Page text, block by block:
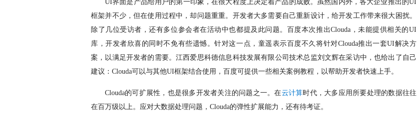
UI界面是产品给用户的第一印象，在很大程度上决定着产品的成败。虽然国内外，各大企业推出的UI
框架并不少，但在使用过程中，却问题重重。开发者大多需要自己重新设计，给开发工作带来很大困扰。
除了几位受访者，还有多位参会者在活动中也都提及此问题。百度本次推出Clouda ，未能提供相关的UI
库，开发者欣喜的同时不免有些遗憾。针对这一点，童遥表示百度不久将针对Clouda推出一套UI解决方
案，以满足开发者的需要。江西爱思科德信息科技发展有限公司技术总监刘文辉在采访中，也给出了自己
建议： Clouda可以与其他UI框架结合使用，百度可提供一些相关案例教程，以帮助开发者快速上手。
Clouda的可扩展性，也是很多开发者关注的问题之一。在云计算时代，大多应用所要处理的数据往往
在百万级以上。应对大数据处理问题， Clouda的弹性扩展能力，还有待考证。